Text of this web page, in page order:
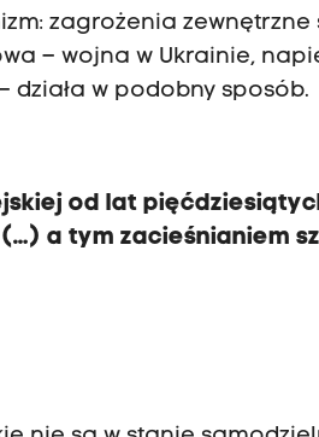
zagrożenia zewnętrzne
– wojna w Ukrainie,
w podobny sposób.
od lat
a tym zacieśnianiem